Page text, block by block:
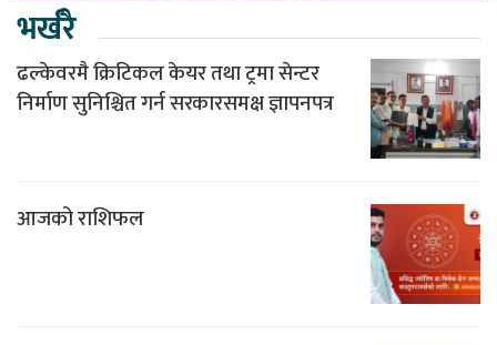
भर्खरै
ढल्केवरमै क्रिटिकल केयर तथा ट्रमा सेन्टर
निर्माण सुनिश्चित गर्न सरकारसमक्ष ज्ञापनपत्र
आजको राशिफल